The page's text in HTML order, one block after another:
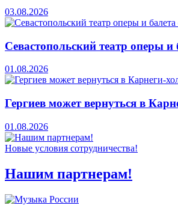
03.08.2026
Севастопольский театр оперы
01.08.2026
Гергиев может вернуться в
01.08.2026
Новые условия сотрудничества!
Нашим партнерам!